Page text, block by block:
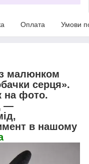
Оплата Умови
з малюнком
серця».
на фото.
—
в нашому